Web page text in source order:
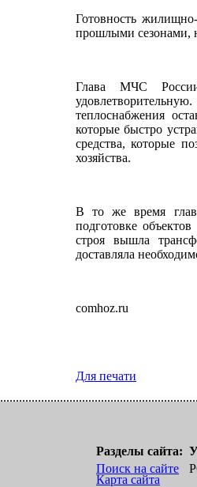
Готовность
прошлыми сезонами,
Глава МЧС
теплоснабжения
которые быстро
средства, которые
хозяйства.
В то же время
подготовке
строя вышла
доставляла
comhoz.ru
Для печати
Разделы сайта:
Поиск на сайте
Карта сайта